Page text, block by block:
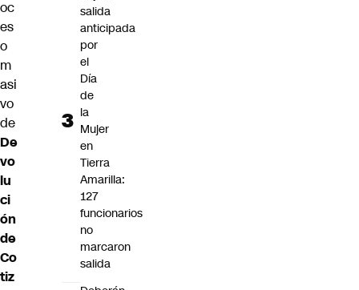
oc
es
o
m
asi
vo
de
De
vo
lu
ci
ón
de
Co
tiz
salida
anticipada
por
el
Día
de
la
Mujer
en
Tierra
Amarilla:
127
funcionarios
no
marcaron
salida